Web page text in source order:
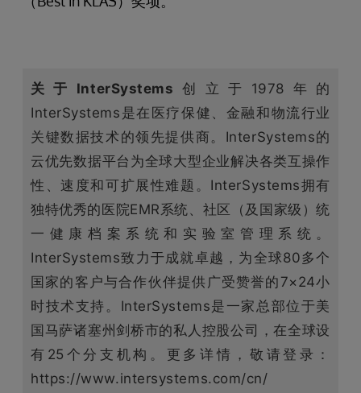
关于InterSystems 创立于1978年的
InterSystems是在医疗保健、金融和物流行业
关键数据技术的领先提供商。InterSystems的
云优先数据平台为全球大型企业解决各类互操作
性、速度和可扩展性难题。InterSystems拥有
独特优秀的医院EMR系统、社区（及国家级）统
一健康档案系统和实验室管理系统。
InterSystems致力于成就卓越，为全球80多个
国家的客户与合作伙伴提供广受赞誉的7×24小
时技术支持。InterSystems是一家总部位于美
国马萨诸塞州剑桥市的私人控股公司，在全球设
有25个分支机构。更多详情，敬请登录：
https://www.intersystems.com/cn/